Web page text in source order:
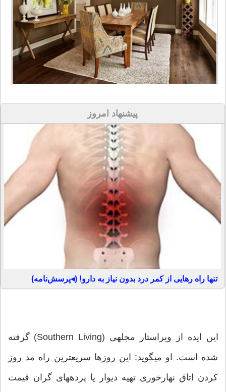
پیشنهاد امروز
تنها راه رهایی از کمر درد بدون نیاز به دارو! (◂پرسش‌نامه)
این ایده از ویراستار مجله‎ی (Southern Living) گرفته
شده است. او می‎گوید: این روزها سریعترین راه مد روز
کردن اتاق نهارخوری تهیه‎ دیوار یا پرده‎های گران قیمت